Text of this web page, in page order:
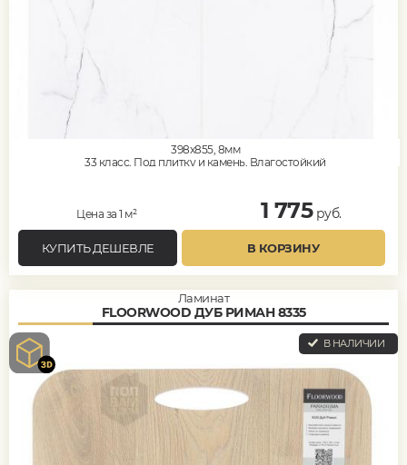
398x855, 8мм
33 класс, Под плитку и камень, Влагостойкий
Цена за 1 м² 1 775руб.
КУПИТЬ ДЕШЕВЛЕ В КОРЗИНУ
Ламинат
FLOORWOOD ДУБ РИМАН 8335
В НАЛИЧИИ